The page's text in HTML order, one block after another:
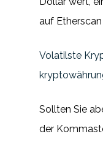
auf
Volatilste
Sollten Sie
der